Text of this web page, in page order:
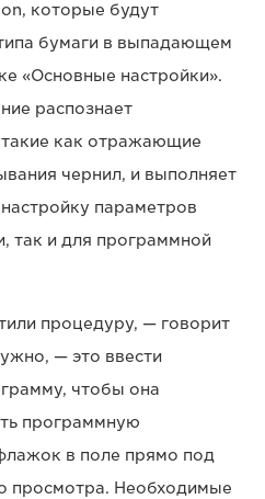
которые будут
бумаги в выпадающем
«Основные настройки».
распознает
такие как отражающие
чернил, и выполняет
параметров
так и для программной
процедуру, — говорит
— это ввести
чтобы она
программную
в поле прямо под
просмотра. Необходимые